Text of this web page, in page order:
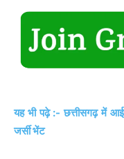
यह भी पढ़े :- छत्तीसगढ़ में
जर्सी भेंट